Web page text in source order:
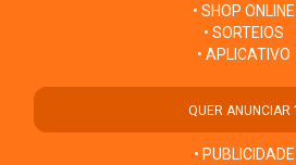
• SHOP ONLINE
• SORTEIOS
• APLICATIVO
QUER ANUNCIAR
• PUBLICIDADE